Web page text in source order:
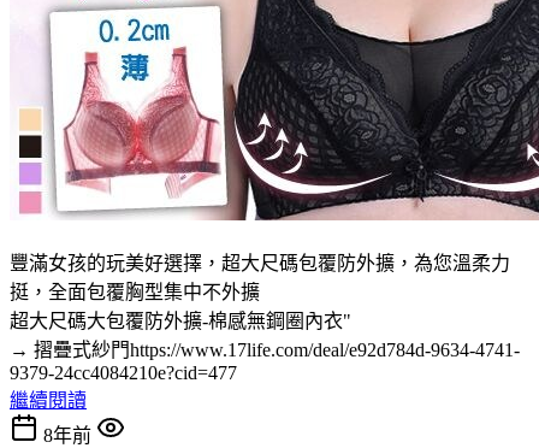
豐滿女孩的玩美好選擇，超大尺碼包覆防外擴，為您溫柔力
挺，全面包覆胸型集中不外擴
超大尺碼大包覆防外擴-棉感無鋼圈內衣"
→ 摺疊式紗門https://www.17life.com/deal/e92d784d-9634-4741-
9379-24cc4084210e?cid=477
繼續閱讀
8年前